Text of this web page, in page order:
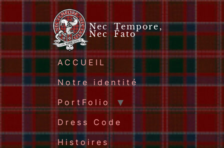
Nec Tempore,
Nec Fato
ACCUEIL
Notre identité
PortFolio
Dress Code
Histoires